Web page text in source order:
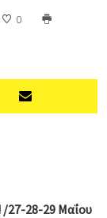
0
28-29 Μαΐου